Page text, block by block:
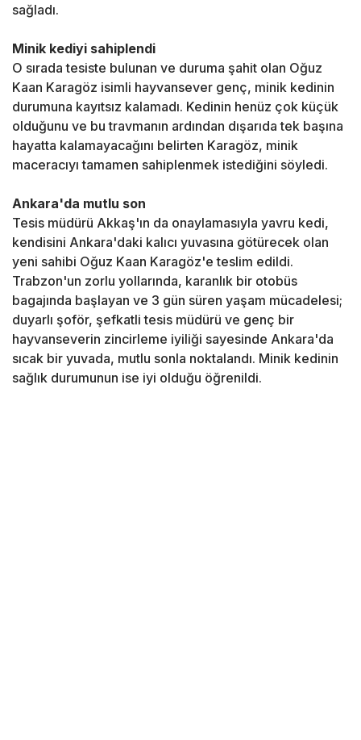
sağladı.
Minik kediyi sahiplendi
O sırada tesiste bulunan ve duruma şahit olan Oğuz
Kaan Karagöz isimli hayvansever genç, minik kedinin
durumuna kayıtsız kalamadı. Kedinin henüz çok küçük
olduğunu ve bu travmanın ardından dışarıda tek başına
hayatta kalamayacağını belirten Karagöz, minik
maceracıyı tamamen sahiplenmek istediğini söyledi.
Ankara'da mutlu son
Tesis müdürü Akkaş'ın da onaylamasıyla yavru kedi,
kendisini Ankara'daki kalıcı yuvasına götürecek olan
yeni sahibi Oğuz Kaan Karagöz'e teslim edildi.
Trabzon'un zorlu yollarında, karanlık bir otobüs
bagajında başlayan ve 3 gün süren yaşam mücadelesi;
duyarlı şoför, şefkatli tesis müdürü ve genç bir
hayvanseverin zincirleme iyiliği sayesinde Ankara'da
sıcak bir yuvada, mutlu sonla noktalandı. Minik kedinin
sağlık durumunun ise iyi olduğu öğrenildi.